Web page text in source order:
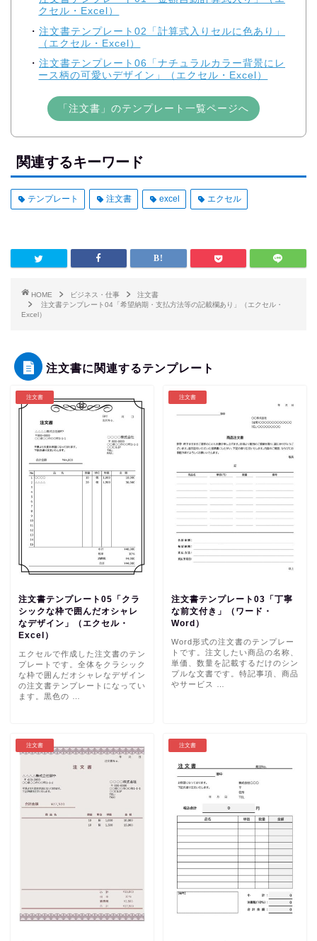
クセル・Excel）
注文書テンプレート02「計算式入りセルに色あり」
（エクセル・Excel）
注文書テンプレート06「ナチュラルカラー背景にレ
ース柄の可愛いデザイン」（エクセル・Excel）
「注文書」のテンプレート一覧ページへ
関連するキーワード
テンプレート 注文書 excel エクセル
HOME ビジネス・仕事
注文書
注文書テンプレート04「希望納期・支払方法等の記載欄あり」（エクセル・
Excel）
注文書に関連するテンプレート
注文書
注文書テンプレート05「クラ
シックな枠で囲んだオシャレ
なデザイン」（エクセル・
Excel）
エクセルで作成した注文書のテン
プレートです。全体をクラシック
な枠で囲んだオシャレなデザイン
の注文書テンプレートになってい
ます。黒色の …
注文書
注文書テンプレート03「丁寧
な前文付き」（ワード・
Word）
Word形式の注文書のテンプレー
トです。注文したい商品の名称、
単価、数量を記載するだけのシン
プルな文書です。特記事項、商品
やサービス …
注文書 注文書